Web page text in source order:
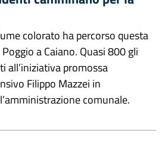
colorato ha percorso questa
a Caiano. Quasi 800 gli
all’iniziativa promossa
Filippo Mazzei in
comunale.